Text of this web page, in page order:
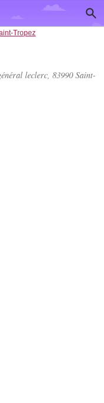
Tropez
leclerc, 83990 Saint-